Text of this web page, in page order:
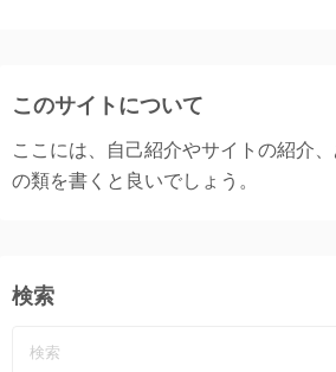
このサイトについて
ここには、自己紹介やサイトの紹介
の類を書くと良いでしょう。
検索